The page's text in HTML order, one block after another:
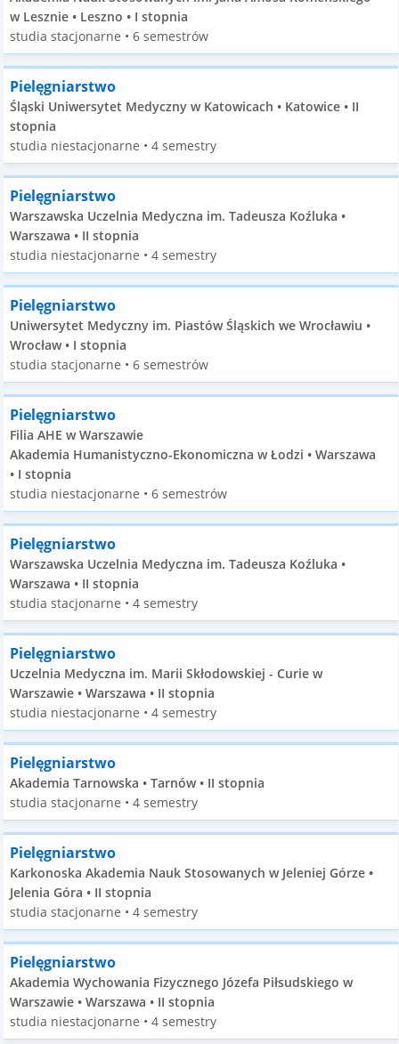
w Lesznie • Leszno • I stopnia
studia stacjonarne • 6 semestrów
Pielęgniarstwo
Śląski Uniwersytet Medyczny w Katowicach • Katowice • II
stopnia
studia niestacjonarne • 4 semestry
Pielęgniarstwo
Warszawska Uczelnia Medyczna im. Tadeusza Koźluka •
Warszawa • II stopnia
studia niestacjonarne • 4 semestry
Pielęgniarstwo
Uniwersytet Medyczny im. Piastów Śląskich we Wrocławiu •
Wrocław • I stopnia
studia stacjonarne • 6 semestrów
Pielęgniarstwo
Filia AHE w Warszawie
Akademia Humanistyczno-Ekonomiczna w Łodzi • Warszawa
• I stopnia
studia niestacjonarne • 6 semestrów
Pielęgniarstwo
Warszawska Uczelnia Medyczna im. Tadeusza Koźluka •
Warszawa • II stopnia
studia stacjonarne • 4 semestry
Pielęgniarstwo
Uczelnia Medyczna im. Marii Skłodowskiej - Curie w
Warszawie • Warszawa • II stopnia
studia niestacjonarne • 4 semestry
Pielęgniarstwo
Akademia Tarnowska • Tarnów • II stopnia
studia stacjonarne • 4 semestry
Pielęgniarstwo
Karkonoska Akademia Nauk Stosowanych w Jeleniej Górze •
Jelenia Góra • II stopnia
studia stacjonarne • 4 semestry
Pielęgniarstwo
Akademia Wychowania Fizycznego Józefa Piłsudskiego w
Warszawie • Warszawa • II stopnia
studia niestacjonarne • 4 semestry